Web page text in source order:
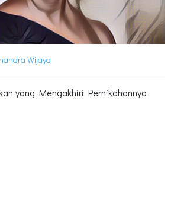
Wijaya
yang Mengakhiri Pernikahannya